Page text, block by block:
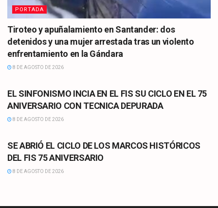
PORTADA
Tiroteo y apuñalamiento en Santander: dos
detenidos y una mujer arrestada tras un violento
enfrentamiento en la Gándara
8 DE AGOSTO DE 2026
EL SINFONISMO INCIA EN EL FIS SU CICLO EN EL 75
ANIVERSARIO CON TECNICA DEPURADA
8 DE AGOSTO DE 2026
SE ABRIÓ EL CICLO DE LOS MARCOS HISTÓRICOS
DEL FIS 75 ANIVERSARIO
8 DE AGOSTO DE 2026